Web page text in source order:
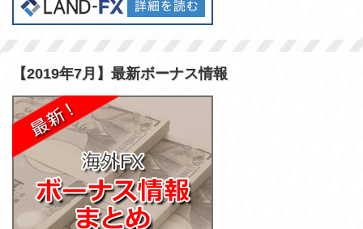
【2019年7月】最新ボーナス情報